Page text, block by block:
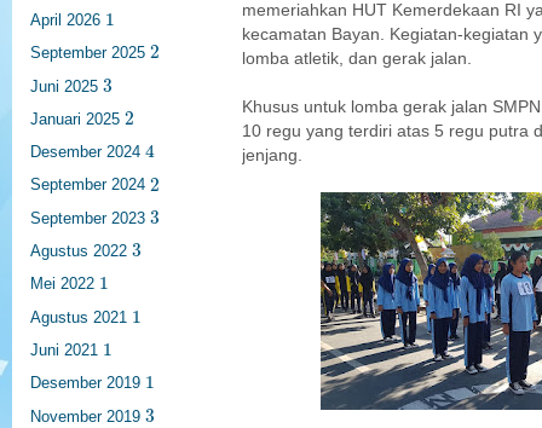
April 2026 1
1
September 2025 2
2
Juni 2025 3
3
Januari 2025 2
2
Desember 2024 4
4
September 2024 2
2
September 2023 3
3
Agustus 2022 3
3
Mei 2022 1
1
Agustus 2021 1
1
Juni 2021 1
1
Desember 2019 1
1
November 2019 3
3
memeriahkan HUT Kemerdekaan RI
kecamatan Bayan. Kegiatan-kegiatan
lomba atletik, dan gerak jalan.
Khusus untuk lomba gerak jalan
10 regu yang terdiri atas 5 regu putra
jenjang.